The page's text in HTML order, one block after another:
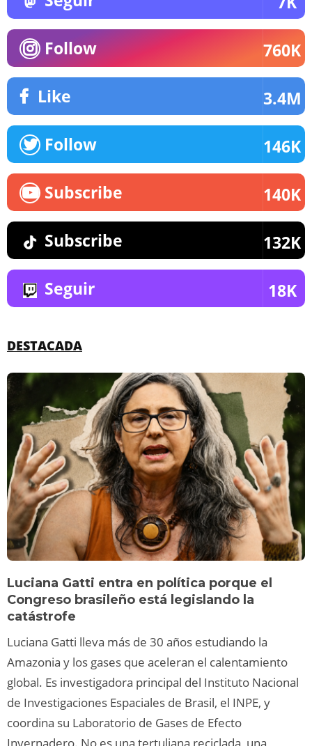
Follow 760K
Like 3.4M
Follow 146K
Subscribe 140K
Subscribe 132K
Seguir 18K
DESTACADA
Luciana Gatti entra en política porque el
Congreso brasileño está legislando la
catástrofe
Luciana Gatti lleva más de 30 años estudiando la
Amazonia y los gases que aceleran el calentamiento
global. Es investigadora principal del Instituto Nacional
de Investigaciones Espaciales de Brasil, el INPE, y
coordina su Laboratorio de Gases de Efecto